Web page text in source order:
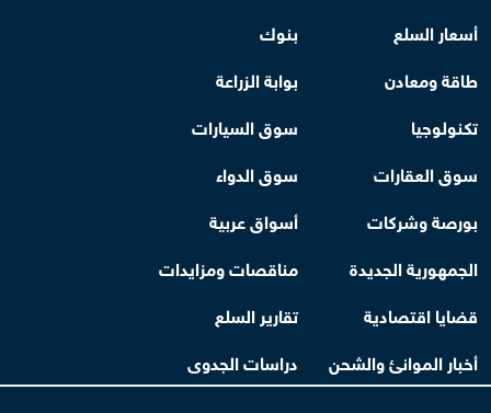
أسعار السلع
بنوك
طاقة ومعادن
بوابة الزراعة
تكنولوجيا
سوق السيارات
سوق العقارات
سوق الدواء
بورصة وشركات
أسواق عربية
الجمهورية الجديدة
مناقصات ومزايدات
قضايا اقتصادية
تقارير السلع
أخبار الموانئ والشحن
دراسات الجدوى